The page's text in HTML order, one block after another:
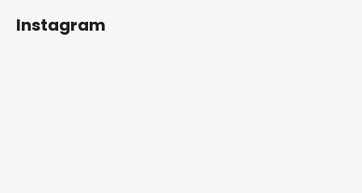
Instagram